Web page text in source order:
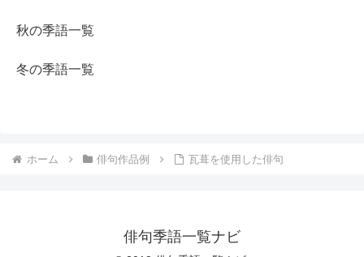
秋の季語一覧
冬の季語一覧
ホーム 俳句作品例 瓦葺を使用した俳句
俳句季語一覧ナビ